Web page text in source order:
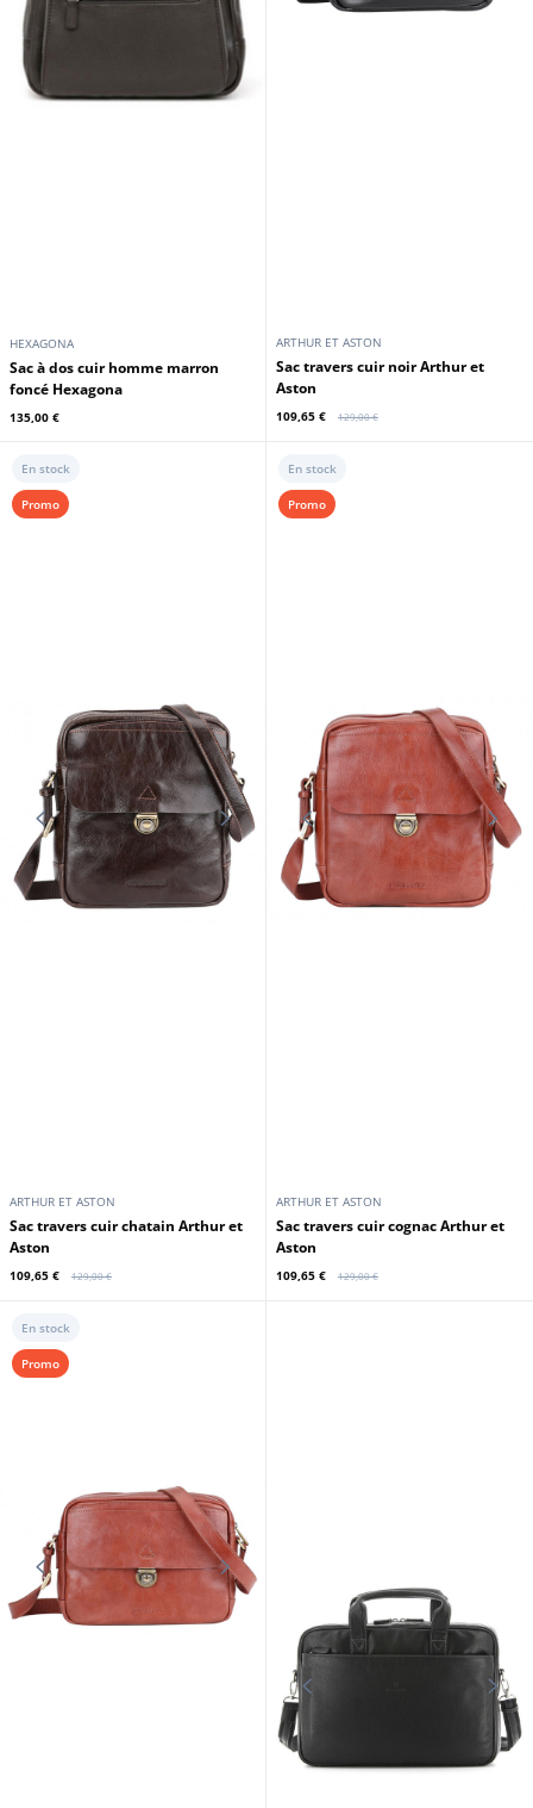
HEXAGONA
sac à dos cuir homme marron
foncé Hexagona
135,00 €
ARTHUR ET ASTON
Sac travers cuir noir Arthur et
Aston
109,65 € 129,00 €
ARTHUR ET ASTON
Sac travers cuir chatain Arthur et
Aston
109,65 € 129,00 €
En stock
Promo
ARTHUR ET ASTON
Sac travers cuir cognac Arthur et
Aston
109,65 € 129,00 €
En stock
Promo
En stock
Promo